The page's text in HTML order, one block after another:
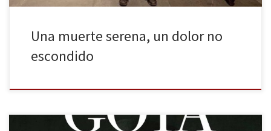
Una muerte serena, un dolor no
escondido